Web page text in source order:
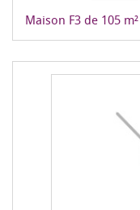
Maison F3 de 105